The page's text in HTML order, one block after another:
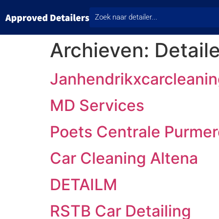
Archieven:
MD Services
Poets Centrale
Car Cleaning Altena
DETAILM
RSTB Car Detailing